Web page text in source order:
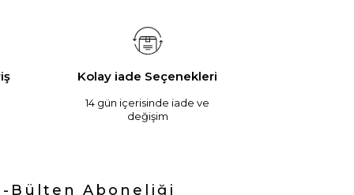
Kolay iade Seçenekleri
14 gün içerisinde iade ve
değişim
Bülten Aboneliği